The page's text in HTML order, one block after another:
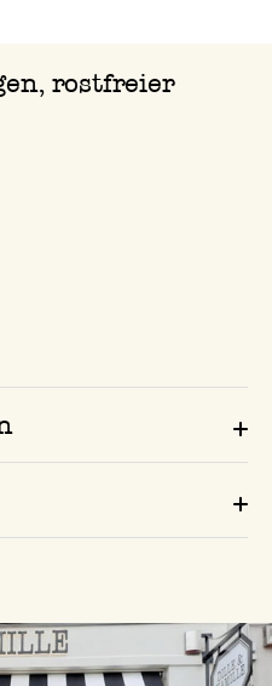
rostfreier